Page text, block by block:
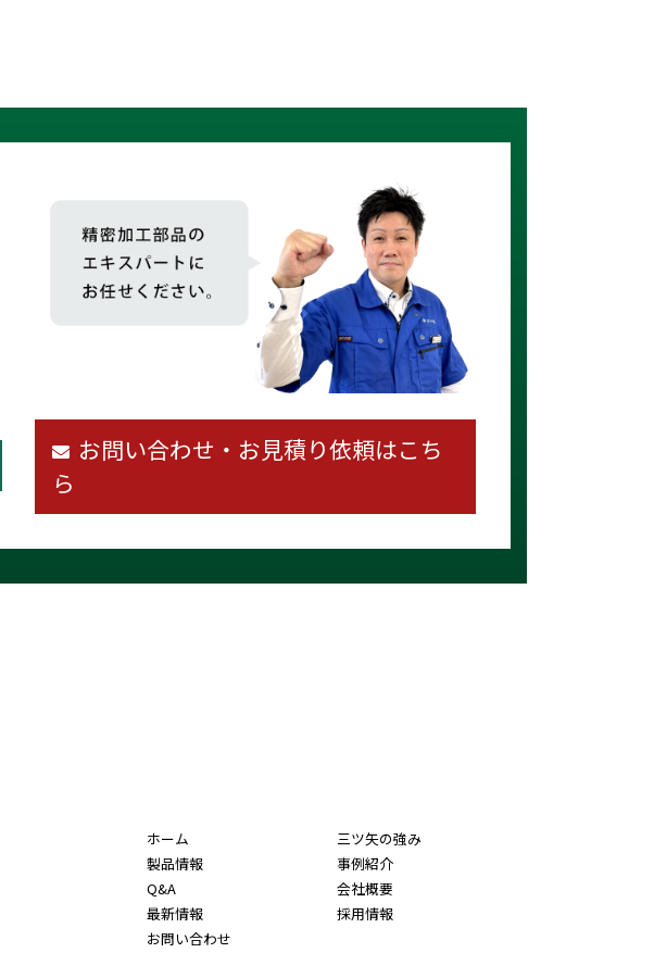
お問い合わせ・お見積り依頼はこち
ら
ホーム
三ツ矢の強み
製品情報
事例紹介
Q&A
会社概要
最新情報
採用情報
お問い合わせ